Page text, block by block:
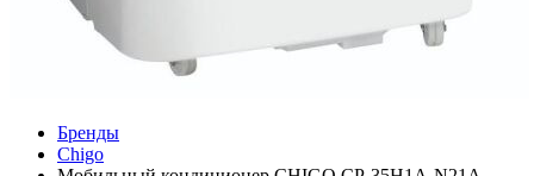
Бренды
Chigo